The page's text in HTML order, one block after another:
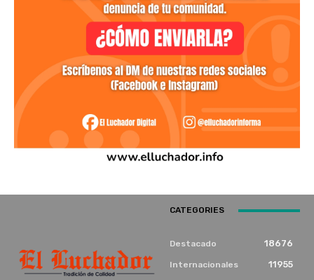
CATEGORIES
Destacado 18676
Internacionales 11955